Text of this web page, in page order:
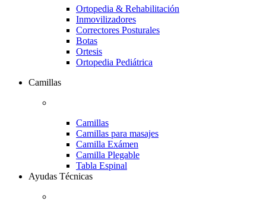
Ortopedia & Rehabilitación
Inmovilizadores
Correctores Posturales
Botas
Ortesis
Ortopedia Pediátrica
Camillas
Camillas
Camillas para masajes
Camilla Exámen
Camilla Plegable
Tabla Espinal
Ayudas Técnicas